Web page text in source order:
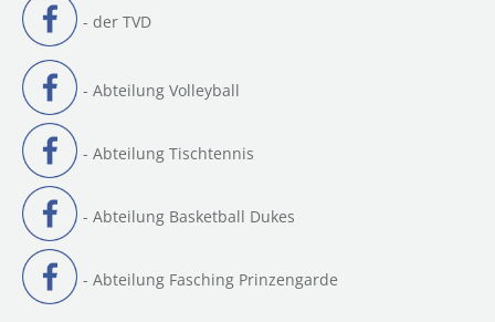
- der TVD
- Abteilung Volleyball
- Abteilung Tischtennis
- Abteilung Basketball Dukes
- Abteilung Fasching Prinzengarde